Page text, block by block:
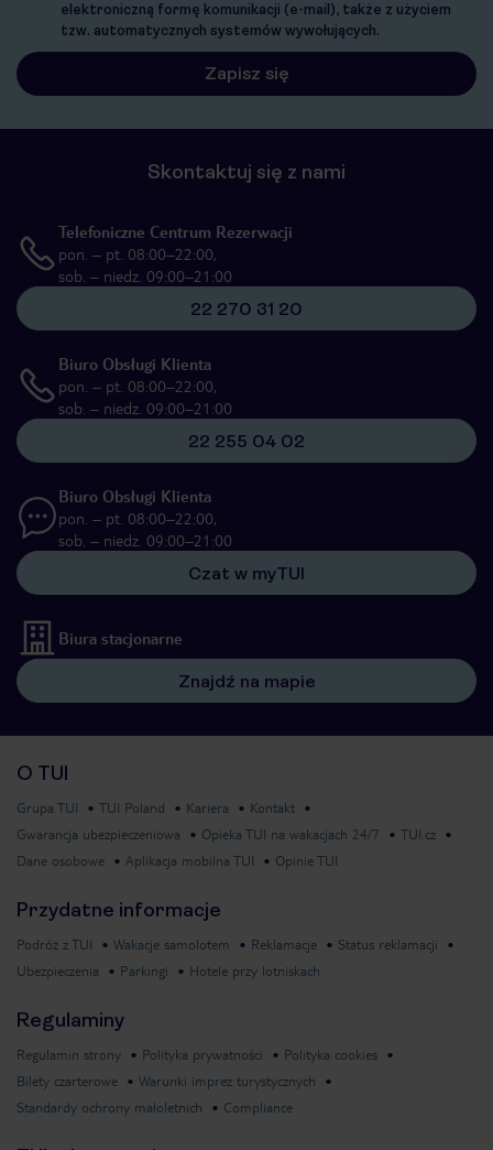
elektroniczną formę komunikacji (e-mail), także z użyciem
tzw. automatycznych systemów wywołujących.
Skontaktuj się z nami
Telefoniczne Centrum Rezerwacji
pon. – pt. 08:00–22:00,
sob. – niedz. 09:00–21:00
22 270 31 20
Biuro Obsługi Klienta
pon. – pt. 08:00–22:00,
sob. – niedz. 09:00–21:00
22 255 04 02
Biuro Obsługi Klienta
pon. – pt. 08:00–22:00,
sob. – niedz. 09:00–21:00
Czat w myTUI
Biura stacjonarne
Znajdź na mapie
O TUI
Grupa TUI TUI Poland Kariera
Kontakt
Gwarancja ubezpieczeniowa
Opieka TUI na wakacjach 24/7
TUI.cz
Dane osobowe
Aplikacja mobilna TUI Opinie TUI
Przydatne informacje
Podróż z TUI Wakacje samolotem Reklamacje
Status reklamacji
Ubezpieczenia
Parkingi Hotele przy lotniskach
Regulaminy
Regulamin strony Polityka prywatności
Polityka cookies
Bilety czarterowe
Warunki imprez turystycznych
Standardy ochrony małoletnich
Compliance